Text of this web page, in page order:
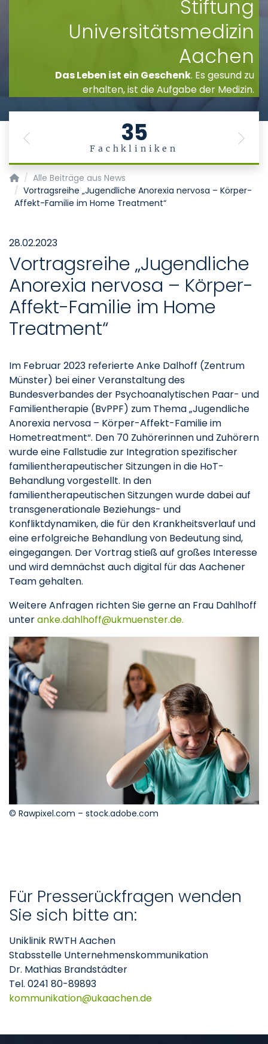
Stiftung
Universitätsmedizin
Aachen
Das Leben ist ein Geschenk. Es gesund zu
erhalten, ist die Aufgabe der Medizin.
35
Fachkliniken
Previous Next
Startseite
Alle Beiträge aus News
Vortragsreihe „Jugendliche Anorexia nervosa – Körper-
Affekt-Familie im Home Treatment“
28.02.2023
Vortragsreihe „Jugendliche
Anorexia nervosa – Körper-
Affekt-Familie im Home
Treatment“
Im Februar 2023 referierte Anke Dalhoff (Zentrum
Münster) bei einer Veranstaltung des
Bundesverbandes der Psychoanalytischen Paar- und
Familientherapie (BvPPF) zum Thema „Jugendliche
Anorexia nervosa – Körper-Affekt-Familie im
Hometreatment“. Den 70 Zuhörerinnen und Zuhörern
wurde eine Fallstudie zur Integration spezifischer
familientherapeutischer Sitzungen in die HoT-
Behandlung vorgestellt. In den
familientherapeutischen Sitzungen wurde dabei auf
transgenerationale Beziehungs- und
Konfliktdynamiken, die für den Krankheitsverlauf und
eine erfolgreiche Behandlung von Bedeutung sind,
eingegangen. Der Vortrag stieß auf großes Interesse
und wird demnächst auch digital für das Aachener
Team gehalten.
Weitere Anfragen richten Sie gerne an Frau Dahlhoff
unteranke.dahlhoff ukmuenster.de.
© Rawpixel.com – stock.adobe.com
Für Presserückfragen wenden
Sie sich bitte an:
Uniklinik RWTH Aachen
Stabsstelle Unternehmenskommunikation
Dr. Mathias Brandstädter
Tel. 0241 80-89893
kommunikation
ukaachende